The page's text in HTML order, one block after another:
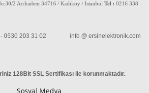
2 Acıbadem 34716 / Kadıköy / Istanbul Tel : 0216 338
- 0530 203 31 02 info @ ersinelektronik.com
128Bit SSL Sertifikası ile korunmaktadır.
Sosyal Medya